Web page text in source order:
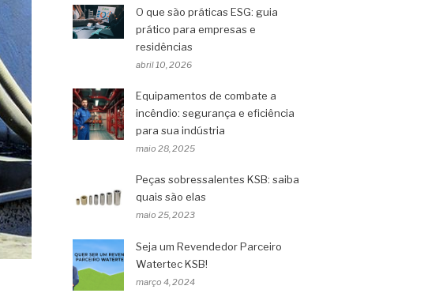
O que são práticas ESG: guia
prático para empresas e
residências
abril 10, 2026
Equipamentos de combate a
incêndio: segurança e eficiência
para sua indústria
maio 28, 2025
Peças sobressalentes KSB: saiba
quais são elas
maio 25, 2023
Seja um Revendedor Parceiro
Watertec KSB!
março 4, 2024